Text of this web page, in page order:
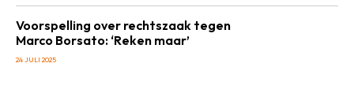
Voorspelling over rechtszaak tegen
Marco Borsato: ‘Reken maar’
24 JULI 2025